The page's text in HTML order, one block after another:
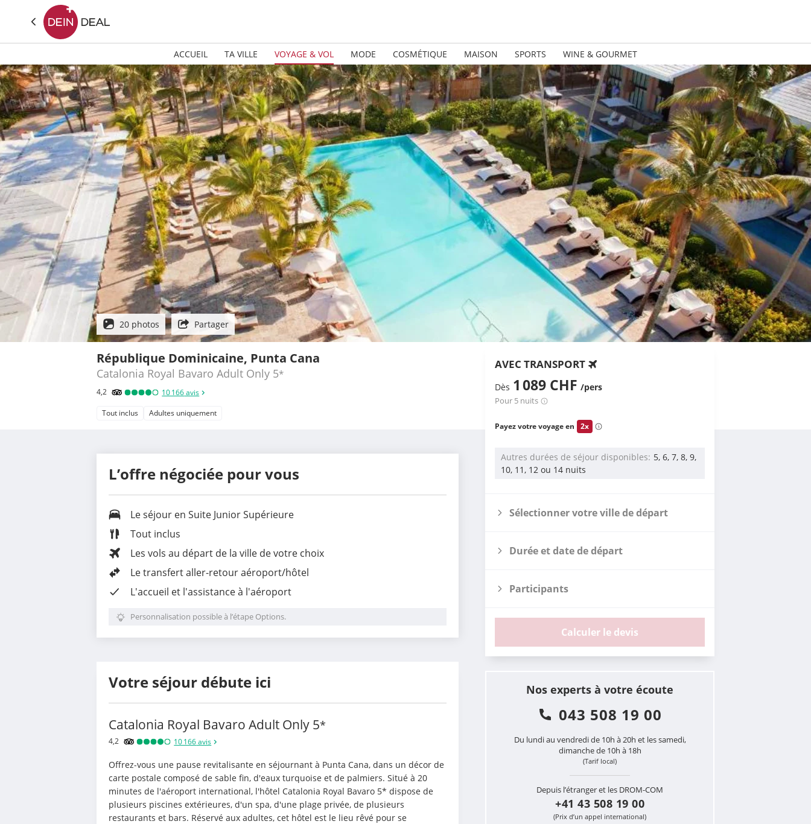
ACCUEIL TA VILLE VOYAGE & VOL MODE COSMÉTIQUE MAISON SPORTS WINE & GOURMET
20 photos Partager
République Dominicaine, Punta Cana
Catalonia Royal Bavaro Adult Only 5*
4,2 10 166avis
Tout inclus Adultes uniquement
AVEC TRANSPORT
Dès 1 089 CHF /pers
Pour 5 nuits
Payez votre voyage en 2x
Autres durées de séjour disponibles 5, 6, 7, 8, 9,
10, 11, 12 ou 14 nuits
Sélectionner votre ville de départ
Durée et date de départ
Participants
Calculer le devis
Nos experts à votre écoute
043 508 19 00
Du lundi au vendredi de 10h à 20h et les samedi,
dimanche de 10h à 18h
(Tarif local)
Depuis l’étranger et les DROM-COM
+41 43 508 19 00
(Prix d’un appel international)
L’offre négociée pour vous
Le séjour en Suite Junior Supérieure
Tout inclus
Les vols au départ de la ville de votre choix
Letransfert aller-retour aéroport/hôtel
L'accueil et l'assistance à l'aéroport
Personnalisation possible à l’étape Options.
Votre séjour débute ici
Catalonia Royal Bavaro Adult Only 5*
4,2 10 166avis
Offrez-vous une pause revitalisante en séjournant à Punta Cana, dans un décor de
carte postale composé de sable fin, d'eaux turquoise et de palmiers. Situé à 20
minutes de l'aéroport international, l'hôtel Catalonia Royal Bavaro 5* dispose de
plusieurs piscines extérieures, d'un spa, d'une plage privée, de plusieurs
restaurants et bars. Réservé aux adultes, cet hôtel est le lieu rêvé pour se